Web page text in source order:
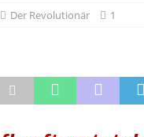
Ungarn und der Verrat
Mensch ist von Natur aus gut
Der Revolutionär 1